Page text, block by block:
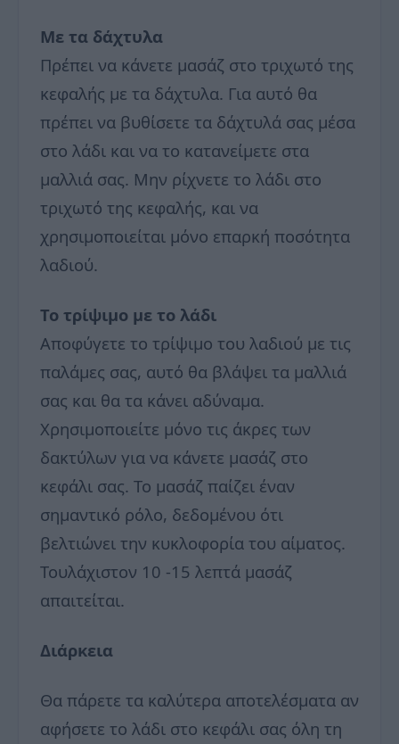
Με τα δάχτυλα
Πρέπει να κάνετε μασάζ στο τριχωτό της
κεφαλής με τα δάχτυλα. Για αυτό θα
πρέπει να βυθίσετε τα δάχτυλά σας μέσα
στο λάδι και να το κατανείμετε στα
μαλλιά σας. Μην ρίχνετε το λάδι στο
τριχωτό της κεφαλής, και να
χρησιμοποιείται μόνο επαρκή ποσότητα
λαδιού.
Το τρίψιμο με το λάδι
Αποφύγετε το τρίψιμο του λαδιού με τις
παλάμες σας, αυτό θα βλάψει τα μαλλιά
σας και θα τα κάνει αδύναμα.
Χρησιμοποιείτε μόνο τις άκρες των
δακτύλων για να κάνετε μασάζ στο
κεφάλι σας. Το μασάζ παίζει έναν
σημαντικό ρόλο, δεδομένου ότι
βελτιώνει την κυκλοφορία του αίματος.
Τουλάχιστον 10 -15 λεπτά μασάζ
απαιτείται.
Διάρκεια
Θα πάρετε τα καλύτερα αποτελέσματα αν
αφήσετε το λάδι στο κεφάλι σας όλη τη